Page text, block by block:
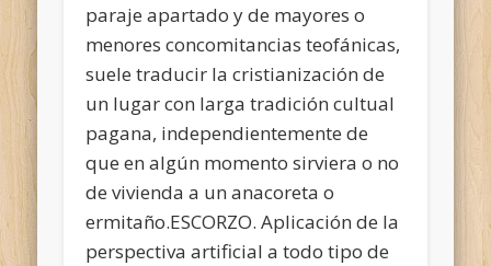
paraje apartado y de mayores o
menores concomitancias teofánicas,
suele traducir la cristianización de
un lugar con larga tradición cultual
pagana, independientemente de
que en algún momento sirviera o no
de vivienda a un anacoreta o
ermitaño.ESCORZO. Aplicación de la
perspectiva artificial a todo tipo de